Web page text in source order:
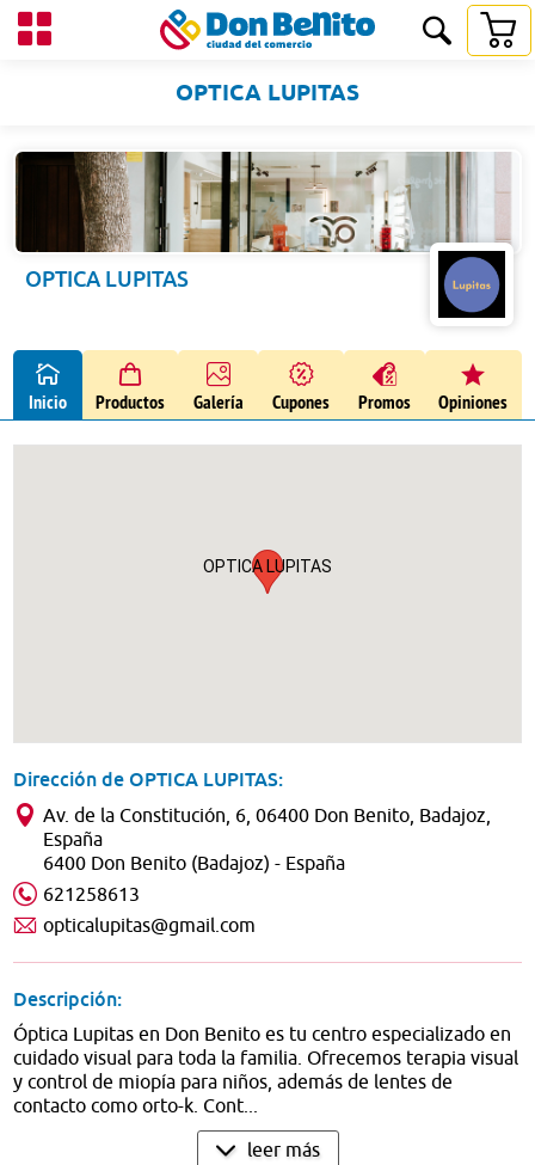
OPTICA LUPITAS
OPTICA LUPITAS
Inicio Productos Galería Cupones Promos Opiniones
OPTICA LUPITAS
Dirección de OPTICA LUPITAS:
Av. de la Constitución, 6, 06400 Don Benito, Badajoz,
España
6400 Don Benito (Badajoz) - España
621258613
opticalupitas@gmail.com
Descripción:
Óptica Lupitas en Don Benito es tu centro especializado en
cuidado visual para toda la familia. Ofrecemos terapia visual
y control de miopía para niños, además de lentes de
contacto como orto-k. Cont...
leer más